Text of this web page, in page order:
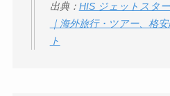
出典： HIS ジェットスタ
｜海外旅行・ツアー、格
ト